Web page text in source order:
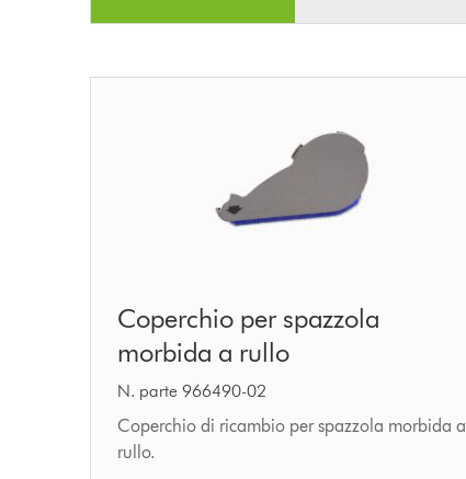
per
spazzola
morbida
a
rullo
Coperchio per spazzola
morbida a rullo
N. parte 966490-02
Coperchio di ricambio per spazzola morbida a
rullo.